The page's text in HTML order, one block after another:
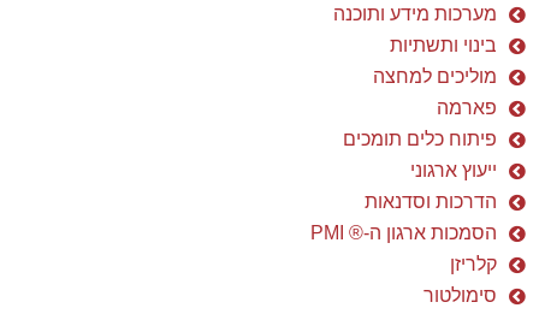
מערכות מידע ותוכנה
בינוי ותשתיות
מוליכים למחצה
פארמה
פיתוח כלים תומכים
ייעוץ ארגוני
הדרכות וסדנאות
הסמכות ארגון ה-® PMI
קלריזן
סימולטור